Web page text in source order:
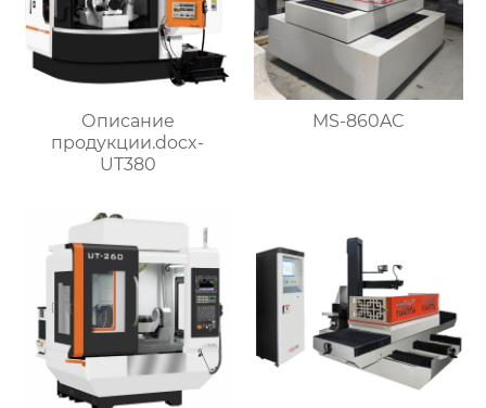
Описание
продукции.docx-
UT380
MS-860AC